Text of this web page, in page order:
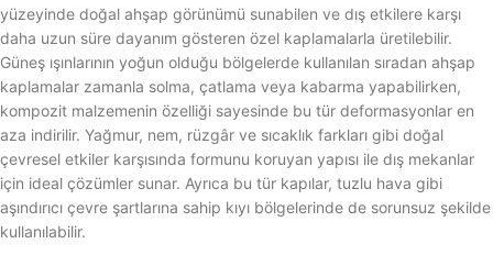
yüzeyinde doğal ahşap görünümü sunabilen ve dış etkilere karşı
daha uzun süre dayanım gösteren özel kaplamalarla üretilebilir.
Güneş ışınlarının yoğun olduğu bölgelerde kullanılan sıradan ahşap
kaplamalar zamanla solma, çatlama veya kabarma yapabilirken,
kompozit malzemenin özelliği sayesinde bu tür deformasyonlar en
aza indirilir. Yağmur, nem, rüzgâr ve sıcaklık farkları gibi doğal
çevresel etkiler karşısında formunu koruyan yapısı ile dış mekanlar
için ideal çözümler sunar. Ayrıca bu tür kapılar, tuzlu hava gibi
aşındırıcı çevre şartlarına sahip kıyı bölgelerinde de sorunsuz şekilde
kullanılabilir.